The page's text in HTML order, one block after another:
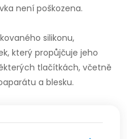
není poškozena.
silikonu,
který propůjčuje jeho
tlačítkách, včetně
a blesku.